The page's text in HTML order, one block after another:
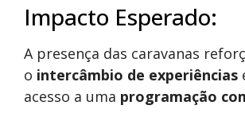
Impacto Esperado:
A presença das caravanas
o intercâmbio de experiências
acesso a uma programação